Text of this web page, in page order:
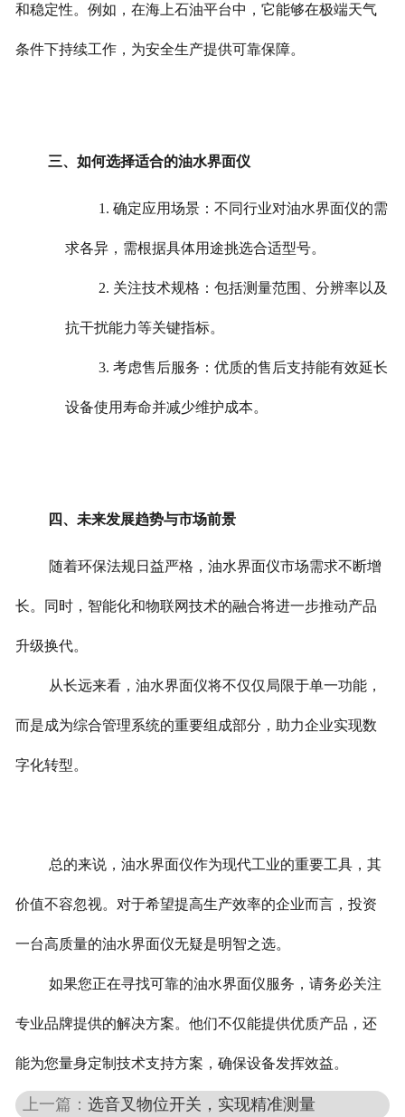
和稳定性。例如，在海上石油平台中，它能够在极端天气
条件下持续工作，为安全生产提供可靠保障。
三、如何选择适合的油水界面仪
1. 确定应用场景：不同行业对油水界面仪的需
求各异，需根据具体用途挑选合适型号。
2. 关注技术规格：包括测量范围、分辨率以及
抗干扰能力等关键指标。
3. 考虑售后服务：优质的售后支持能有效延长
设备使用寿命并减少维护成本。
四、未来发展趋势与市场前景
随着环保法规日益严格，油水界面仪市场需求不断增
长。同时，智能化和物联网技术的融合将进一步推动产品
升级换代。
从长远来看，油水界面仪将不仅仅局限于单一功能，
而是成为综合管理系统的重要组成部分，助力企业实现数
字化转型。
总的来说，油水界面仪作为现代工业的重要工具，其
价值不容忽视。对于希望提高生产效率的企业而言，投资
一台高质量的油水界面仪无疑是明智之选。
如果您正在寻找可靠的油水界面仪服务，请务必关注
专业品牌提供的解决方案。他们不仅能提供优质产品，还
能为您量身定制技术支持方案，确保设备发挥效益。
上一篇：选音叉物位开关，实现精准测量